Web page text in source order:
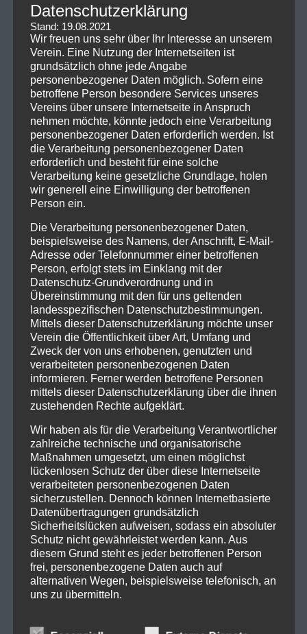
21. Oktober 2025
14.Vorarlberger Glock Cup 2025
21. Oktober 2025
Rangliste zum 16.ISV Schweinchen Cup 2025
7. Juli 2025
Neueste Kommentare
Kontakt
ISV Feldkirch
Indoor Schützen Verein
Leusbündtweg 27
A-6800 Feldkirch
Archiv
März 2026(1)
November 2025(1)
Oktober 2025(2)
Juli 2025(1)
Datenschutzerklärung
Stand: 19.08.2021
Wir freuen uns sehr über Ihr Interesse an unserem
Verein. Eine Nutzung der Internetseiten ist
grundsätzlich ohne jede Angabe
personenbezogener Daten möglich. Sofern eine
betroffene Person besondere Services unseres
Vereins über unsere Internetseite in Anspruch
nehmen möchte, könnte jedoch eine Verarbeitung
personenbezogener Daten erforderlich werden. Ist
die Verarbeitung personenbezogener Daten
erforderlich und besteht für eine solche
Verarbeitung keine gesetzliche Grundlage, holen
wir generell eine Einwilligung der betroffenen
Person ein.
Die Verarbeitung personenbezogener Daten,
beispielsweise des Namens, der Anschrift, E-Mail-
Adresse oder Telefonnummer einer betroffenen
Person, erfolgt stets im Einklang mit der
Datenschutz-Grundverordnung und in
Übereinstimmung mit den für uns geltenden
landesspezifischen Datenschutzbestimmungen.
Mittels dieser Datenschutzerklärung möchte unser
Verein die Öffentlichkeit über Art, Umfang und
Zweck der von uns erhobenen, genutzten und
verarbeiteten personenbezogenen Daten
informieren. Ferner werden betroffene Personen
mittels dieser Datenschutzerklärung über die ihnen
zustehenden Rechte aufgeklärt.
Wir haben als für die Verarbeitung Verantwortlicher
zahlreiche technische und organisatorische
Maßnahmen umgesetzt, um einen möglichst
lückenlosen Schutz der über diese Internetseite
verarbeiteten personenbezogenen Daten
sicherzustellen. Dennoch können Internetbasierte
Datenübertragungen grundsätzlich
Sicherheitslücken aufweisen, sodass ein absoluter
Schutz nicht gewährleistet werden kann. Aus
diesem Grund steht es jeder betroffenen Person
frei, personenbezogene Daten auch auf
alternativen Wegen, beispielsweise telefonisch, an
uns zu übermitteln.
Begriffsbestimmungen